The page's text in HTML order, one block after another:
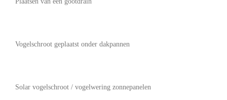
Vogelschroot geplaatst onder dakpannen
Solar vogelschroot / vogelwering zonnepanelen